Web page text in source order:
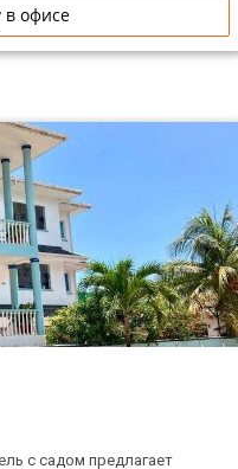
в офисе
с садом предлагает